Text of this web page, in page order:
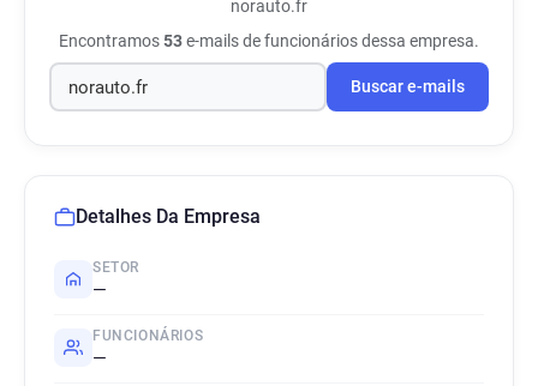
norauto.fr
Encontramos53e-mails de funcionários dessa empresa.
Buscar e-mails
Detalhes Da Empresa
SETOR
—
FUNCIONÁRIOS
—